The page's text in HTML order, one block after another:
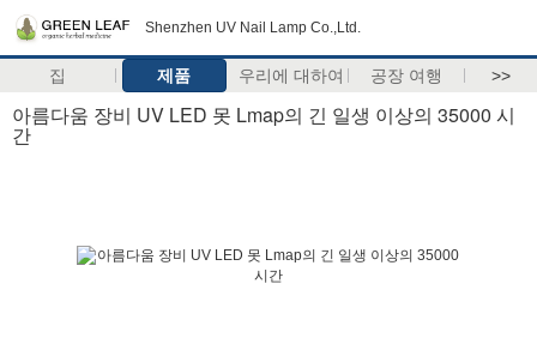
Shenzhen UV Nail Lamp Co.,Ltd.
집 제품 우리에 대하여 공장 여행 >>
아름다움 장비 UV LED 못 Lmap의 긴 일생 이상의 35000 시
간